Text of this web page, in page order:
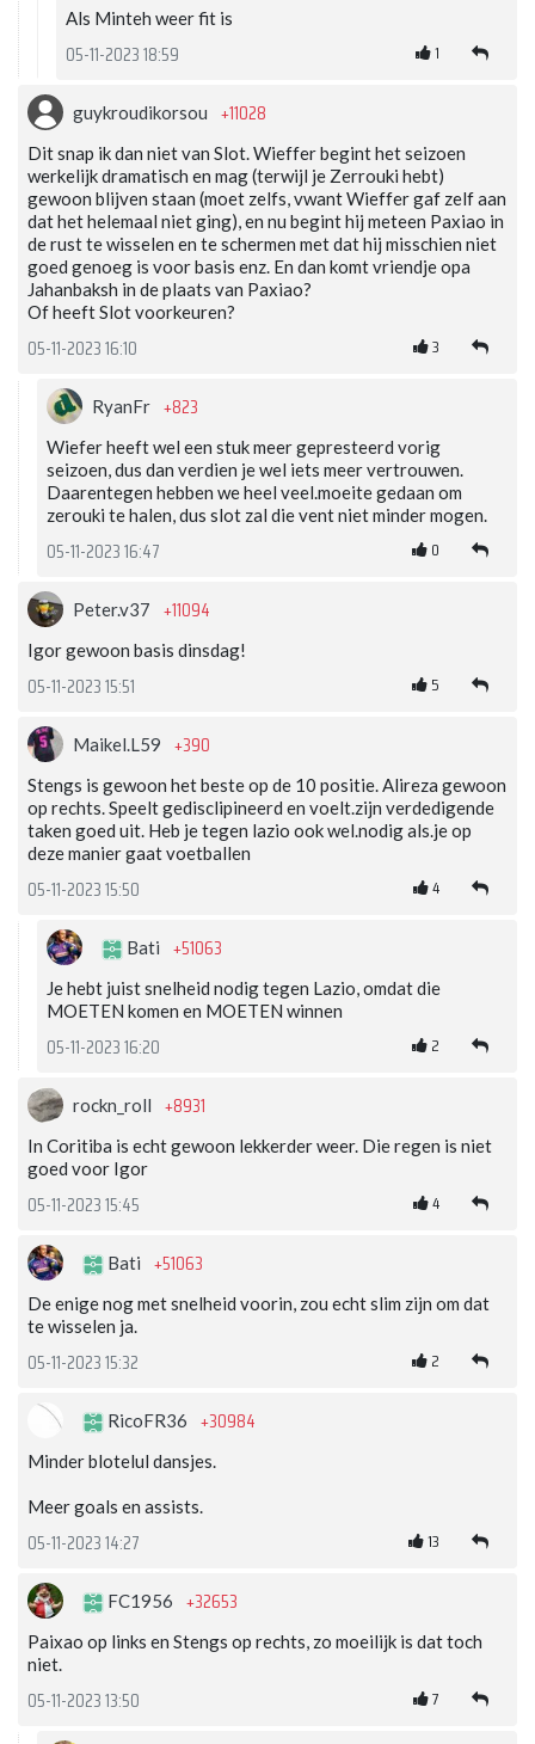
Als Minteh weer fit is
05-11-2023 18:59 1
guykroudikorsou +11028
Dit snap ik dan niet van Slot. Wieffer begint het seizoen
werkelijk dramatisch en mag (terwijl je Zerrouki hebt)
gewoon blijven staan (moet zelfs, vwant Wieffer gaf zelf aan
dat het helemaal niet ging), en nu begint hij meteen Paxiao in
de rust te wisselen en te schermen met dat hij misschien niet
goed genoeg is voor basis enz. En dan komt vriendje opa
Jahanbaksh in de plaats van Paxiao?
Of heeft Slot voorkeuren?
05-11-2023 16:10 3
RyanFr +823
Wiefer heeft wel een stuk meer gepresteerd vorig
seizoen, dus dan verdien je wel iets meer vertrouwen.
Daarentegen hebben we heel veel.moeite gedaan om
zerouki te halen, dus slot zal die vent niet minder mogen.
05-11-2023 16:47 0
Peter.v37 +11094
Igor gewoon basis dinsdag!
05-11-2023 15:51 5
Maikel.L59 +390
Stengs is gewoon het beste op de 10 positie. Alireza gewoon
op rechts. Speelt gedisclipineerd en voelt.zijn verdedigende
taken goed uit. Heb je tegen lazio ook wel.nodig als.je op
deze manier gaat voetballen
05-11-2023 15:50 4
Bati +51063
Je hebt juist snelheid nodig tegen Lazio, omdat die
MOETEN komen en MOETEN winnen
05-11-2023 16:20 2
rockn_roll +8931
In Coritiba is echt gewoon lekkerder weer. Die regen is niet
goed voor Igor
05-11-2023 15:45 4
Bati +51063
De enige nog met snelheid voorin, zou echt slim zijn om dat
te wisselen ja.
05-11-2023 15:32 2
RicoFR36 +30984
Minder blotelul dansjes.
Meer goals en assists.
05-11-2023 14:27 13
FC1956 +32653
Paixao op links en Stengs op rechts, zo moeilijk is dat toch
niet.
05-11-2023 13:50 7